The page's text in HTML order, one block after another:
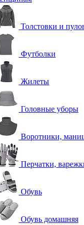
Толстовки и
Футболки
Жилеты
Головные уборы
Воротники,
Перчатки,
Обувь
Обувь домашняя